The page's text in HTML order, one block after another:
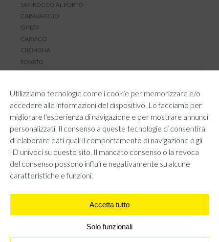
Utilizziamo tecnologie come i cookie per memorizzare e/o
accedere alle informazioni del dispositivo. Lo facciamo per
migliorare l'esperienza di navigazione e per mostrare annunci
personalizzati. Il consenso a queste tecnologie ci consentirà
di elaborare dati quali il comportamento di navigazione o gli
ID univoci su questo sito. Il mancato consenso o la revoca
del consenso possono influire negativamente su alcune
caratteristiche e funzioni.
Accetta tutto
Solo funzionali
SAN ROCCO AL PORTO
CARAVAGGIO
GHEDI
CARVICO
CREMONA
ROVATO
RESI E RIMBORSI
REGOLAMENTO LOYALTY
CONTATTACI
PRIVACY POLICY COOKIE POLICY
UNI GRUPPO S.R.L - Viale Angelo Filippetti 24, 20122 Milano.
All right reserved P.IVA 10405840967